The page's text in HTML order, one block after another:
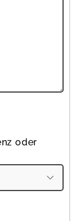
oder